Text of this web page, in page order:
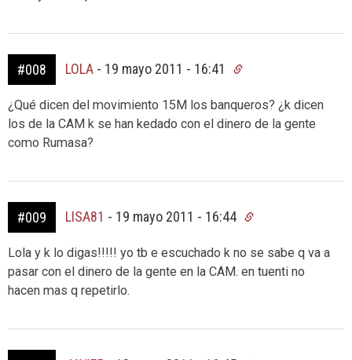
#008 LOLA - 19 mayo 2011 - 16:41
¿Qué dicen del movimiento 15M los banqueros? ¿k dicen
los de la CAM k se han kedado con el dinero de la gente
como Rumasa?
#009 LISA81 - 19 mayo 2011 - 16:44
Lola y k lo digas!!!!! yo tb e escuchado k no se sabe q va a
pasar con el dinero de la gente en la CAM. en tuenti no
hacen mas q repetirlo.